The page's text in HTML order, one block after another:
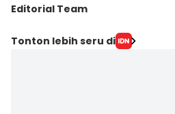
Editorial Team
Editor
Tonton lebih seru di